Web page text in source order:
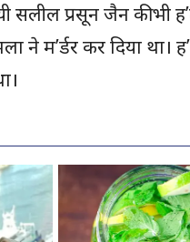
प्रसून जैन की भी
ने म’र्डर कर दिया था।